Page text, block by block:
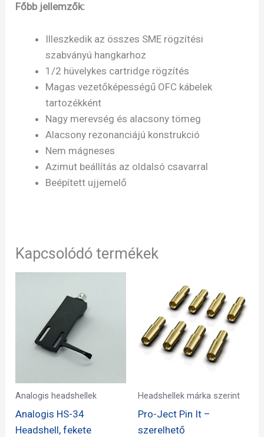
Főbb jellemzők:
Illeszkedik az összes SME rögzítési
szabványú hangkarhoz
1/2 hüvelykes cartridge rögzítés
Magas vezetőképességű OFC kábelek
tartozékként
Nagy merevség és alacsony tömeg
Alacsony rezonanciájú konstrukció
Nem mágneses
Azimut beállítás az oldalsó csavarral
Beépített ujjemelő
Kapcsolódó termékek
Analogis headshellek
Analogis HS-34
Headshell, fekete
Headshellek márka szerint
Pro-Ject Pin It –
szerelhető